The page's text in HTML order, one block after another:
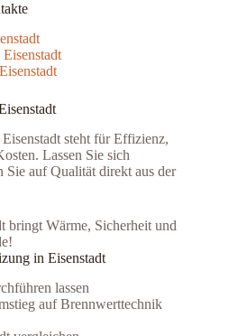
steht für Effizienz,
Lassen Sie sich
Sie auf Qualität direkt aus der
bringt Wärme, Sicherheit und
in Eisenstadt
lassen
auf Brennwerttechnik